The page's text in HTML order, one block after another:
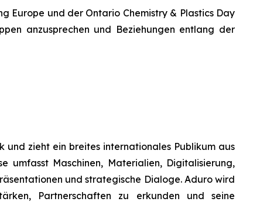
Europe und der Ontario Chemistry & Plastics Day
anzusprechen und Beziehungen entlang der
zieht ein breites internationales Publikum aus
umfasst Maschinen, Materialien, Digitalisierung,
und strategische Dialoge. Aduro wird
Partnerschaften zu erkunden und seine